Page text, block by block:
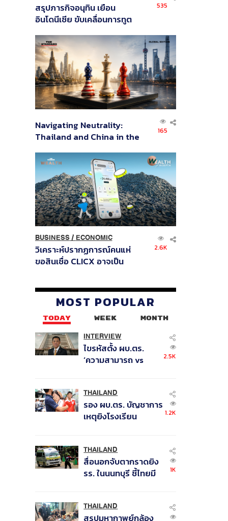
สรุปภารกิจอนุทิน เยือน
อินโดนีเซีย ขับเคลื่อนการทูต
ส่วนยุทธศาสตร์ไทย –
อินโดนีเซีย
535
Navigating Neutrality:
Thailand and China in the
Order
165
BUSINESS/ ECONOMIC
วิเคราะห์ปรากฏการณ์คนแห่
ขอสินเชื่อ CLICX อาจเป็น
ปัญหาหนี้ครัวเรือนไทยที่ถูกซุก
2.6K
MOST POPULAR
TODAY WEEK MONTH
INTERVIEW
ไขรหัสตั้ง ผบ.ตร.
‘ความสามารถ vs
พล.ต.อ. เอก อังสนา
นนท์
2.5K
THAILAND
รอง ผบ.ตร. บัญชาการ
เหตุยิงโรงเรียน
คนติดค้าง พบศพปู่-ย่า
ที่บ้านพักผู้ก่อเหตุ
1.2K
THAILAND
สื่อนอกจับตากราดยิง
รร. ในนนทบุรี ชี้ไทยมี
1K
THAILAND
สรุปมหากาพย์กล้อง